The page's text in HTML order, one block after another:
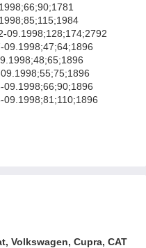
09.1998;128;174;2792
09.1998;47;64;1896
09.1998;66;90;1896
09.1998;81;110;1896
Volkswagen, Cupra, CAT